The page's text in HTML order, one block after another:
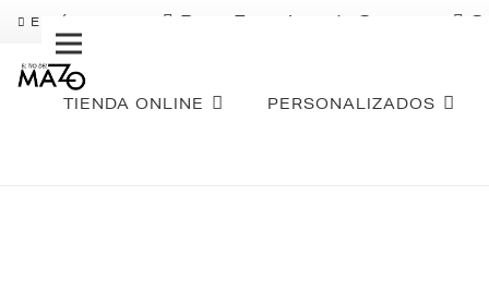
ENVÍO GRATIS Pago Fraccionado Sequra
TIENDA ONLINE PERSONALIZADOS